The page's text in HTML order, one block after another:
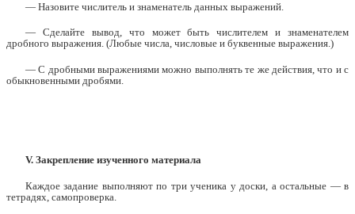
— Назовите числитель и знаменатель данных выражений.
— Сделайте вывод, что может быть числителем и знаменателем
дробного выражения. (Любые числа, числовые и буквенные выражения.)
— С дробными выражениями можно выполнять те же действия, что и с
обыкновенными дробями.
V. Закрепление изученного материала
Каждое задание выполняют по три ученика у доски, а остальные — в
тетрадях, самопроверка.